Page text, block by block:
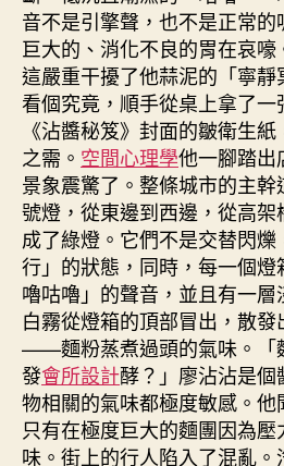
音不是引擎聲，也不是正常
巨大的、消化不良的胃在哀嚎
這嚴重干擾了他蒜泥的「寧
看個究竟，順手從桌上拿了
《沾醬秘笈》封面的皺衛生
之需。 空間心理學他一腳踏出
景象震驚了。整條城市的主
號燈，從東邊到西邊，從高
成了綠燈。它們不是交替閃
行」的狀態，同時，每一個
嚕咕嚕」的聲音，並且有一
白霧從燈箱的頂部冒出，散
——麵粉蒸煮過頭的氣味。「
發會所設計酵？」廖沾沾是
物相關的氣味都極度敏感。
只有在極度巨大的麵團因為
味。街上的行人陷入了混亂